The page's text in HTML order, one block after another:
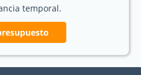
temporal.